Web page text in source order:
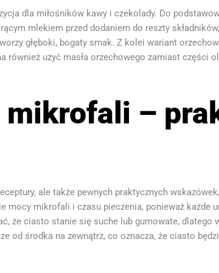
dla miłośników kawy i czekolady. Do
mlekiem przed dodaniem do reszty
głęboki, bogaty smak. Z kolei wariant
również użyć masła orzechowego zamiast części
–
ale także pewnych praktycznych
mikrofali i czasu pieczenia, ponieważ każde
że ciasto stanie się suche lub gumowate, dlatego
od środka na zewnątrz, co oznacza, że ciasto